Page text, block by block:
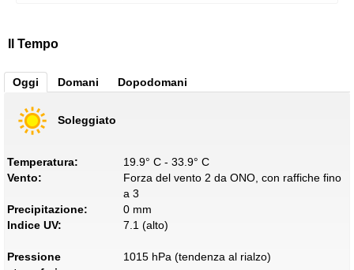
Il Tempo
Oggi Domani Dopodomani
Soleggiato
Temperatura:
19.9° C - 33.9° C
Vento:
Forza del vento 2 da ONO, con raffiche fino
a 3
Precipitazione:
0 mm
Indice UV:
7.1 (alto)
Pressione
1015 hPa (tendenza al rialzo)